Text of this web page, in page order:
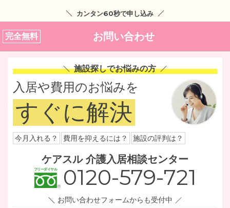
カンタン60秒で申し込み
完全無料 お問い合わせ
施設探しでお悩みの方
入居や費用のお悩みを
すぐに解決
今月入れる？ 費用を抑えるには？ 施設の評判は？
ケアスル 介護入居相談センター
0120-579-721
お問い合わせフォームからも受付中